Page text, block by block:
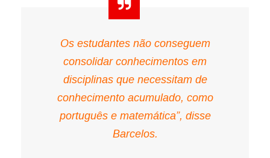
Os estudantes não conseguem
consolidar conhecimentos em
disciplinas que necessitam de
conhecimento acumulado, como
português e matemática”, disse
Barcelos.